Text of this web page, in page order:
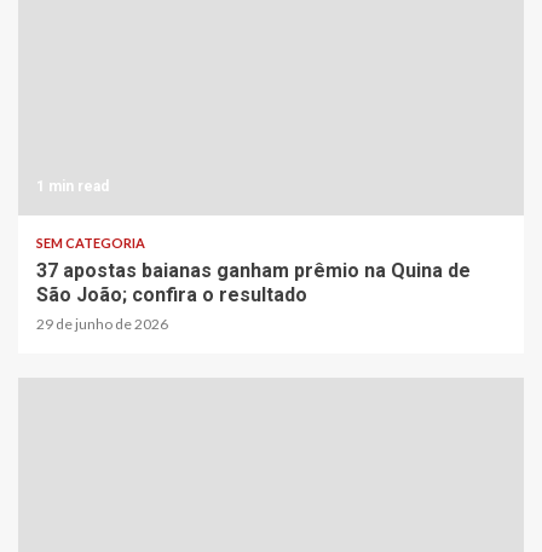
1 min read
SEM CATEGORIA
37 apostas baianas ganham prêmio na Quina de
São João; confira o resultado
29 de junho de 2026